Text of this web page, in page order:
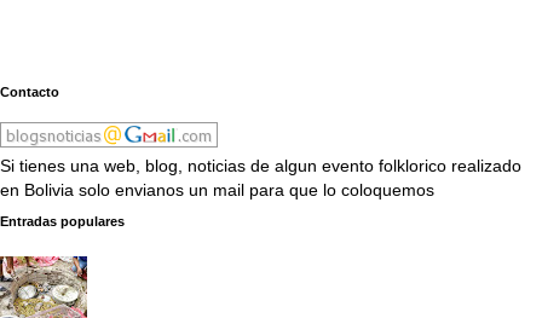
Contacto
Si tienes una web, blog, noticias de algun evento folklorico realizado
en Bolivia solo envianos un mail para que lo coloquemos
Entradas populares